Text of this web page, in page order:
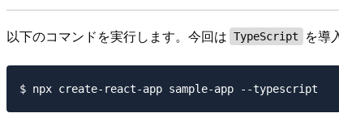
以下のコマンドを実行します。今回は TypeScript を導